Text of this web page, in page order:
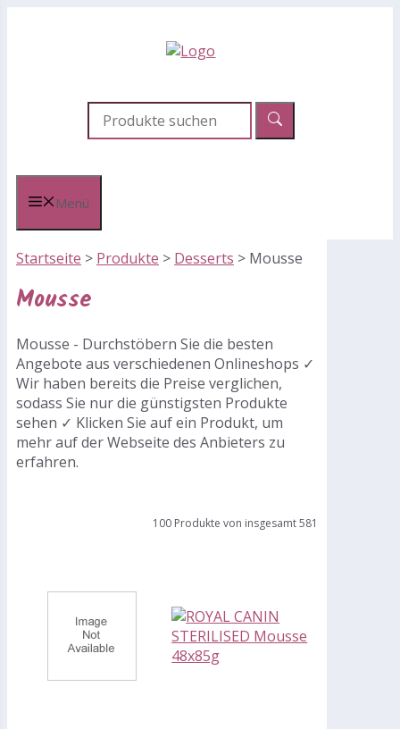
Menü
Startseite > Produkte > Desserts > Mousse
Mousse
Mousse - Durchstöbern Sie die besten
Angebote aus verschiedenen Onlineshops ✓
Wir haben bereits die Preise verglichen,
sodass Sie nur die günstigsten Produkte
sehen ✓ Klicken Sie auf ein Produkt, um
mehr auf der Webseite des Anbieters zu
erfahren.
100 Produkte von insgesamt 581